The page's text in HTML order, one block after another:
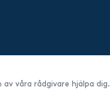
våra rådgivare hjälpa dig.